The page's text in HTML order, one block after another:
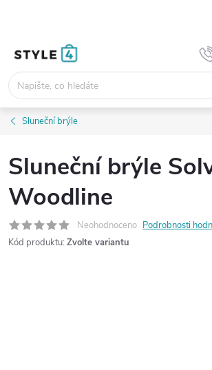
Sluneční brýle
Sluneční brýle
Woodline
Neohodnoceno Podrobnosti
Kód produktu: Zvolte variantu